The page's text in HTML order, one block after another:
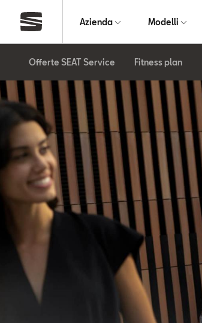
Azienda Modelli
Offerte SEAT Service Fitness plan